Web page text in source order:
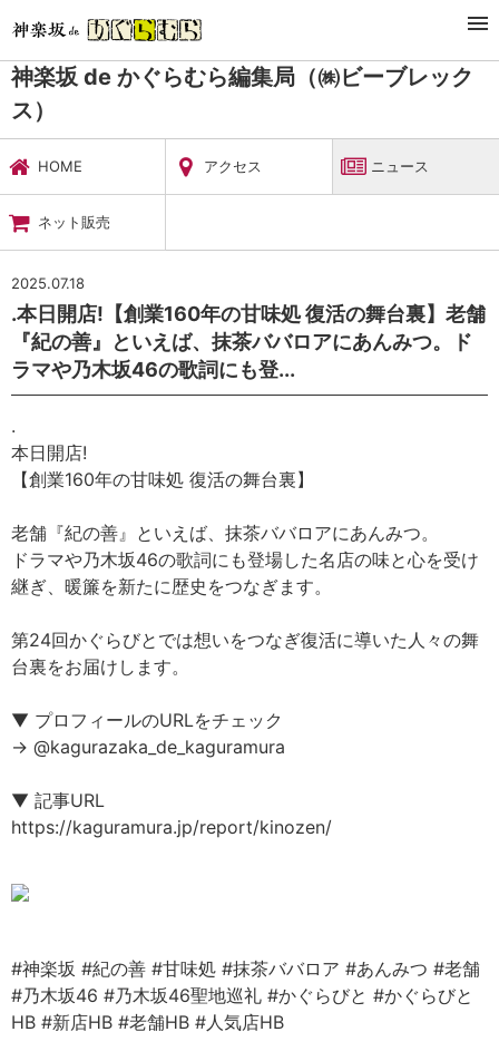
暮らし・娯楽
神楽坂 de かぐらむら編集局（㈱ビーブレックス）
ニュース
神楽坂 de かぐらむら編集局（㈱ビーブレック
ス）
HOME アクセス ニュース
ネット販売
2025.07.18
.本日開店!【創業160年の甘味処 復活の舞台裏】老舗
『紀の善』といえば、抹茶ババロアにあんみつ。ド
ラマや乃木坂46の歌詞にも登...
.
本日開店!
【創業160年の甘味処 復活の舞台裏】
老舗『紀の善』といえば、抹茶ババロアにあんみつ。
ドラマや乃木坂46の歌詞にも登場した名店の味と心を受け
継ぎ、暖簾を新たに歴史をつなぎます。
第24回かぐらびとでは想いをつなぎ復活に導いた人々の舞
台裏をお届けします。
▼ プロフィールのURLをチェック
→ @kagurazaka_de_kaguramura
▼ 記事URL
https://kaguramura.jp/report/kinozen/
#神楽坂 #紀の善 #甘味処 #抹茶ババロア #あんみつ #老舗
#乃木坂46 #乃木坂46聖地巡礼 #かぐらびと #かぐらびと
HB #新店HB #老舗HB #人気店HB